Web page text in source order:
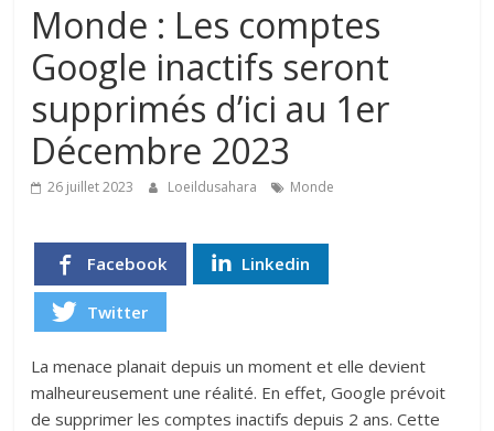
Monde : Les comptes
Google inactifs seront
supprimés d’ici au 1er
Décembre 2023
26 juillet 2023 Loeildusahara Monde
Facebook Linkedin
Twitter
La menace planait depuis un moment et elle devient
malheureusement une réalité. En effet, Google prévoit
de supprimer les comptes inactifs depuis 2 ans. Cette